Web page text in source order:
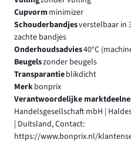
Cupvormminimizer
Schouderbandjesverstelbaar in
zachte bandjes
Onderhoudsadvies40°C
Beugelszonder beugels
Transparantieblikdicht
Merkbonprix
Verantwoordelijke
Handelsgesellschaft mbH |
| Duitsland, Contact:
https://www.bonprix.nl/